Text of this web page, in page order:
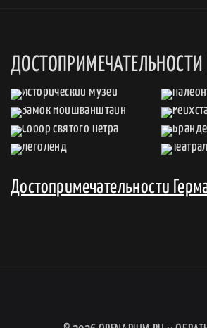
ДОСТОПРИМЕЧАТЕЛЬНОСТИ
Достопримечательности